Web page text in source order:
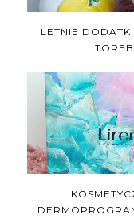
LETNIE